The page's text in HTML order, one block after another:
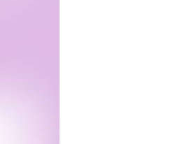
：
之損失，本公司不負相關責
之使用額度並採取法律行